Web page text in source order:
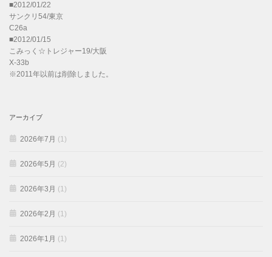
■2012/01/22
サンクリ54/東京
C26a
■2012/01/15
こみっく☆トレジャー19/大阪
X-33b
※2011年以前は削除しました。
アーカイブ
2026年7月 (1)
2026年5月 (2)
2026年3月 (1)
2026年2月 (1)
2026年1月 (1)